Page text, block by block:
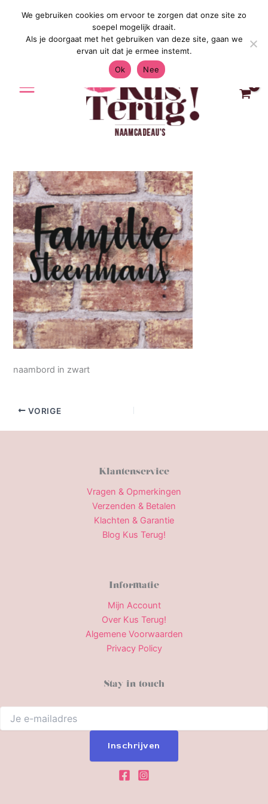
Gratis Verzending in Nederland &
naambord in zwart
VORIGE
Klantenservice
Vragen & Opmerkingen
Verzenden & Betalen
Klachten & Garantie
Blog Kus Terug!
Informatie
Mijn Account
Over Kus Terug!
Algemene Voorwaarden
Privacy Policy
Stay in touch
We gebruiken cookies om ervoor te zorgen dat onze site zo
soepel mogelijk draait.
Als je doorgaat met het gebruiken van deze site, gaan we
ervan uit dat je ermee instemt.
Ok
Nee